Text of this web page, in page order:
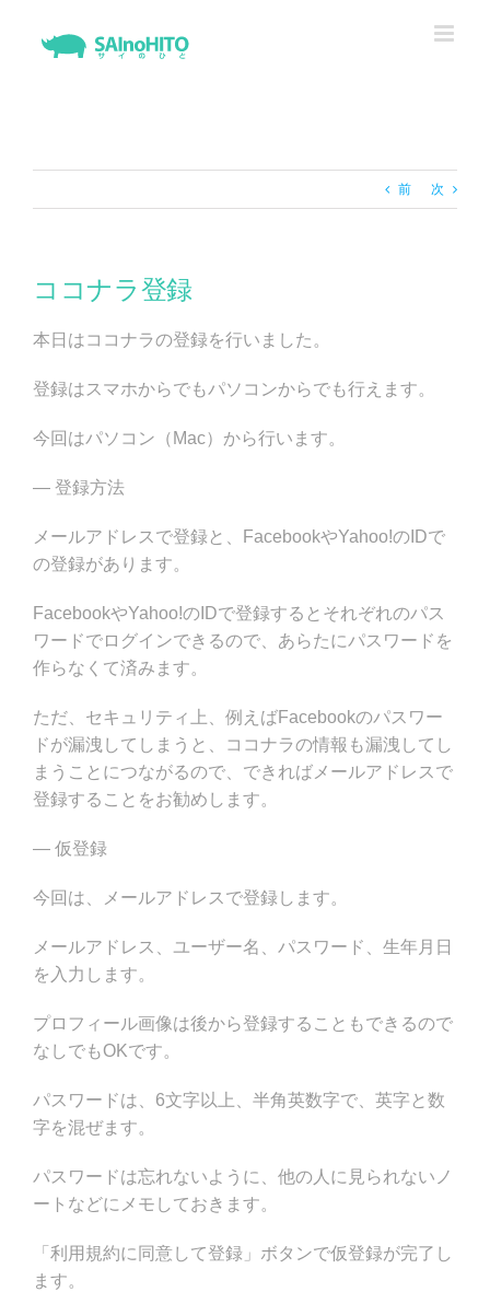
前 次
ココナラ登録
本日はココナラの登録を行いました。
登録はスマホからでもパソコンからでも行えます。
今回はパソコン（Mac）から行います。
— 登録方法
メールアドレスで登録と、FacebookやYahoo!のIDで
の登録があります。
FacebookやYahoo!のIDで登録するとそれぞれのパス
ワードでログインできるので、あらたにパスワードを
作らなくて済みます。
ただ、セキュリティ上、例えばFacebookのパスワー
ドが漏洩してしまうと、ココナラの情報も漏洩してし
まうことにつながるので、できればメールアドレスで
登録することをお勧めします。
— 仮登録
今回は、メールアドレスで登録します。
メールアドレス、ユーザー名、パスワード、生年月日
を入力します。
プロフィール画像は後から登録することもできるので
なしでもOKです。
パスワードは、6文字以上、半角英数字で、英字と数
字を混ぜます。
パスワードは忘れないように、他の人に見られないノ
ートなどにメモしておきます。
「利用規約に同意して登録」ボタンで仮登録が完了し
ます。